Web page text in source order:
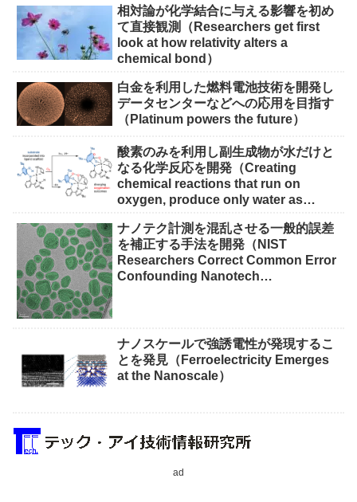
相対論が化学結合に与える影響を初め
て直接観測（Researchers get first
look at how relativity alters a
chemical bond）
白金を利用した燃料電池技術を開発し
データセンターなどへの応用を目指す
（Platinum powers the future）
酸素のみを利用し副生成物が水だけと
なる化学反応を開発（Creating
chemical reactions that run on
oxygen, produce only water as
ナノテク計測を混乱させる一般的誤差
を補正する手法を開発（NIST
Researchers Correct Common Error
Confounding Nanotech
ナノスケールで強誘電性が発現するこ
とを発見（Ferroelectricity Emerges
at the Nanoscale）
ad